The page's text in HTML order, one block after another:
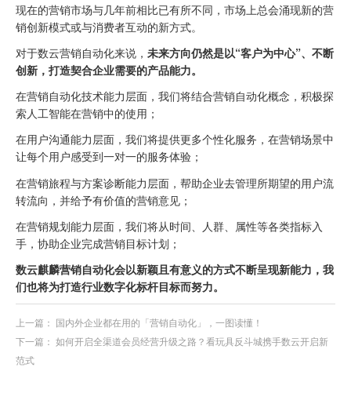
现在的营销市场与几年前相比已有所不同，市场上总会涌现新的营
销创新模式或与消费者互动的新方式。
对于数云营销自动化来说， 未来方向仍然是以“客户为中心”、不断
创新，打造契合企业需要的产品能力。
在营销自动化技术能力层面，我们将结合营销自动化概念，积极探
索人工智能在营销中的使用；
在用户沟通能力层面，我们将提供更多个性化服务，在营销场景中
让每个用户感受到一对一的服务体验；
在营销旅程与方案诊断能力层面，帮助企业去管理所期望的用户流
转流向，并给予有价值的营销意见；
在营销规划能力层面，我们将从时间、人群、属性等各类指标入
手，协助企业完成营销目标计划；
数云麒麟营销自动化会以新颖且有意义的方式不断呈现新能力，我
们也将为打造行业数字化标杆目标而努力。
上一篇： 国内外企业都在用的「营销自动化」，一图读懂！
下一篇： 如何开启全渠道会员经营升级之路？看玩具反斗城携手数云开启新
范式